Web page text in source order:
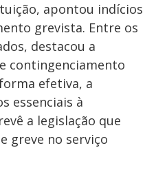
apontou indícios
grevista. Entre os
destacou a
contingenciamento
efetiva, a
essenciais à
a legislação que
greve no serviço